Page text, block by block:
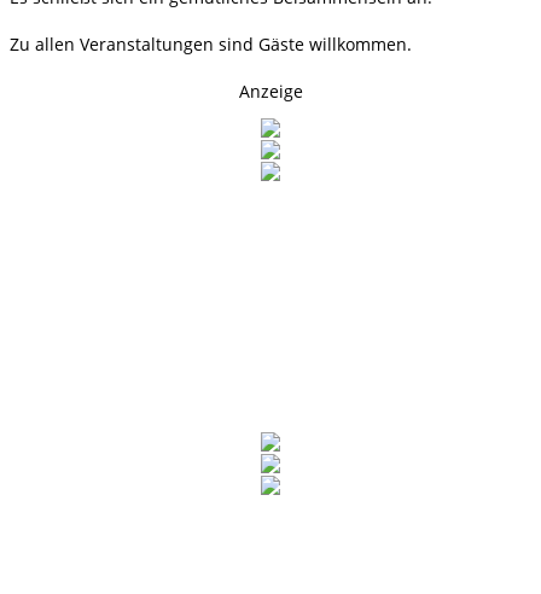
Zu allen Veranstaltungen sind Gäste willkommen.
Anzeige